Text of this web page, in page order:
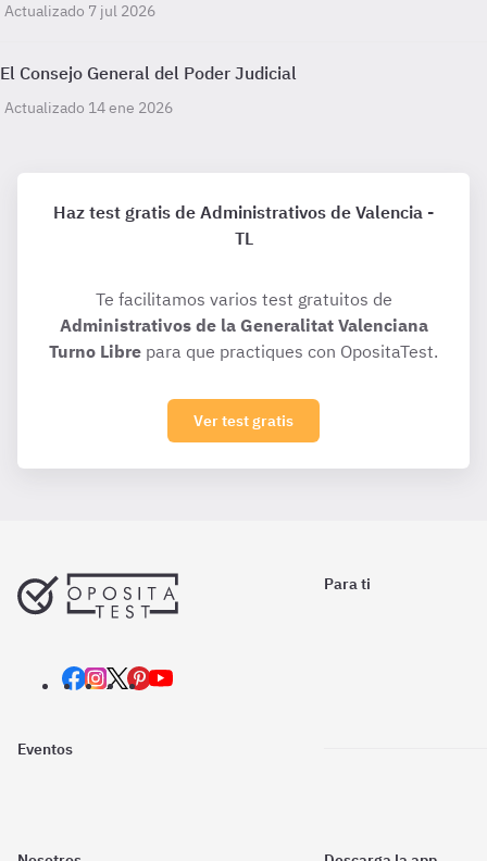
Actualizado 7 jul 2026
El Consejo General del Poder Judicial
Actualizado 14 ene 2026
Haz test gratis de Administrativos de Valencia -
TL
Te facilitamos varios test gratuitos de
Administrativos de la Generalitat Valenciana
Turno Libre para que practiques con OpositaTest.
Ver test gratis
Para ti
Eventos